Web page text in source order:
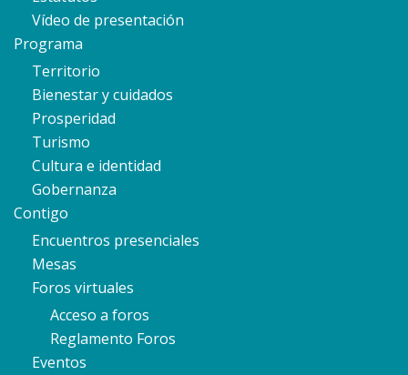
Vídeo de presentación
Programa
Territorio
Bienestar y cuidados
Prosperidad
Turismo
Cultura e identidad
Gobernanza
Contigo
Encuentros presenciales
Mesas
Foros virtuales
Acceso a foros
Reglamento Foros
Eventos